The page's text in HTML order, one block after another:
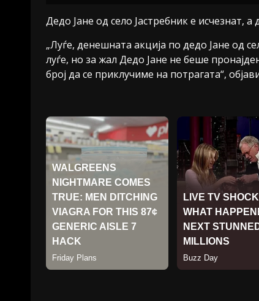
Дедо Јане од село Јастребник е исчезнат,
„Луѓе, денешната акција по дедо Јане од
луѓе, но за жал Дедо Јане не беше
број да се приклучиме на потрагата“,